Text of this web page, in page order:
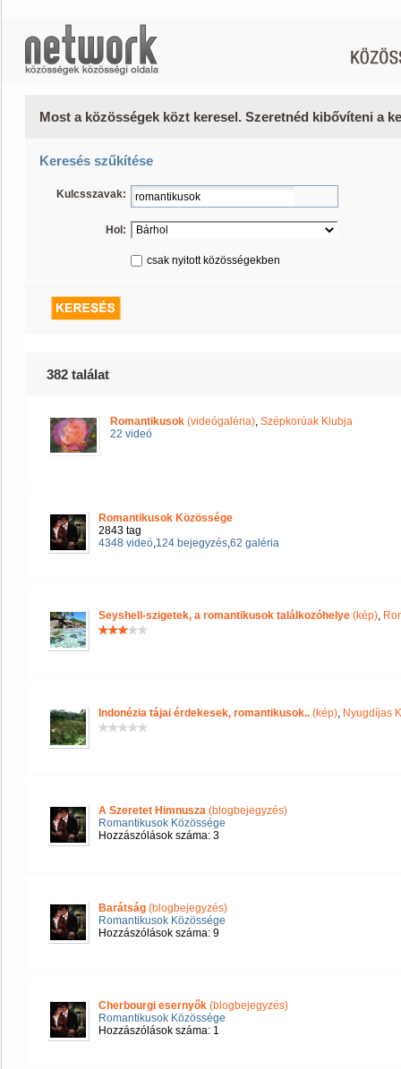
Most a közösségek közt keresel. Szeretnéd kibővíteni a
Keresés szűkítése
Kulcsszavak:
Hol:
csak nyitott közösségekben
382 találat
Romantikusok (videógaléria), Szépkorúak Klubja
22 videó
Romantikusok Közössége
2843 tag
4348 videó,124 bejegyzés,62 galéria
Seyshell-szigetek, a romantikusok találkozóhelye (kép),
Indonézia tájai érdekesek, romantikusok.. (kép), Nyugdíjas
A Szeretet Himnusza (blogbejegyzés)
Romantikusok Közössége
Hozzászólások száma: 3
Barátság (blogbejegyzés)
Romantikusok Közössége
Hozzászólások száma: 9
Cherbourgi esernyők (blogbejegyzés)
Romantikusok Közössége
Hozzászólások száma: 1